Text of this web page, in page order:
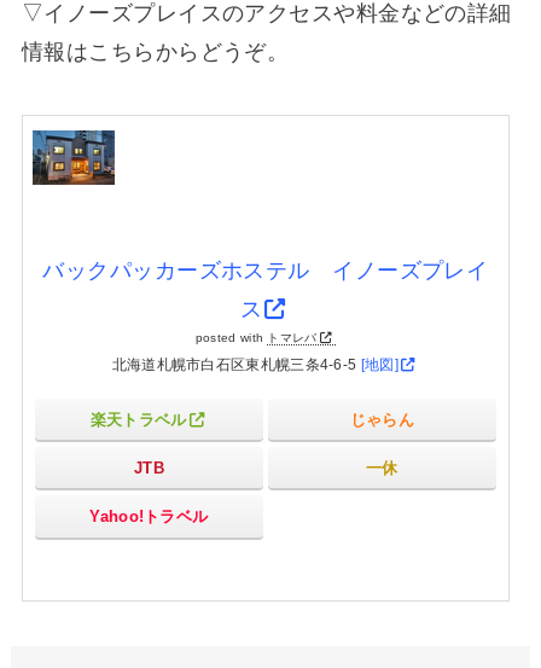
▽イノーズプレイスのアクセスや料金などの詳細
情報はこちらからどうぞ。
バックパッカーズホステル イノーズプレイ
ス
posted with トマレバ
北海道札幌市白石区東札幌三条4-6-5 [地図]
楽天トラベル じゃらん
JTB 一休
Yahoo!トラベル